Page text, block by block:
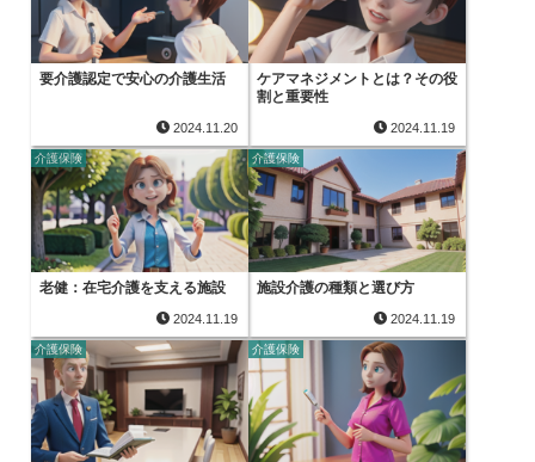
要介護認定で安心の介護生活
2024.11.20
ケアマネジメントとは？その役
割と重要性
2024.11.19
介護保険
老健：在宅介護を支える施設
2024.11.19
介護保険
施設介護の種類と選び方
2024.11.19
介護保険 介護保険